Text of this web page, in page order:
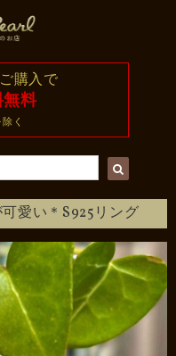
購入で
無料
く
愛い＊S925リング